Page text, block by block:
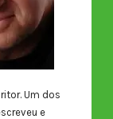
Um dos
e